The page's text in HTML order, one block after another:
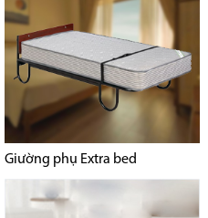
Giường phụ Extra bed